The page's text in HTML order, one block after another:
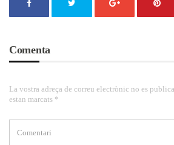
Comenta
La vostra adreça de correu electrònic no es
estan marcats *